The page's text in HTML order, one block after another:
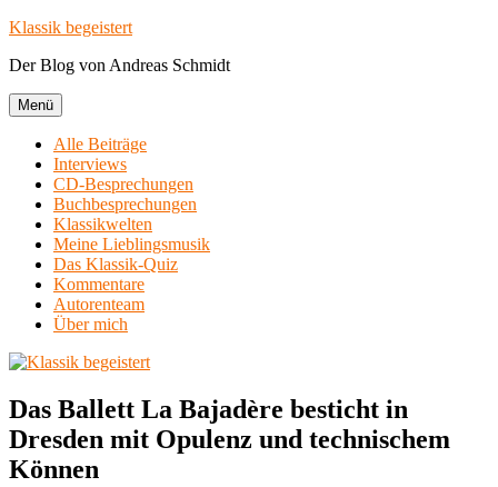
Zum
springen
Klassik begeistert
Der Blog von Andreas Schmidt
Menü
Alle Beiträge
Interviews
CD-Besprechungen
Buchbesprechungen
Klassikwelten
Meine Lieblingsmusik
Das Klassik-Quiz
Kommentare
Autorenteam
Über mich
Das Ballett La Bajadère besticht in
Dresden mit Opulenz und technischem
Können